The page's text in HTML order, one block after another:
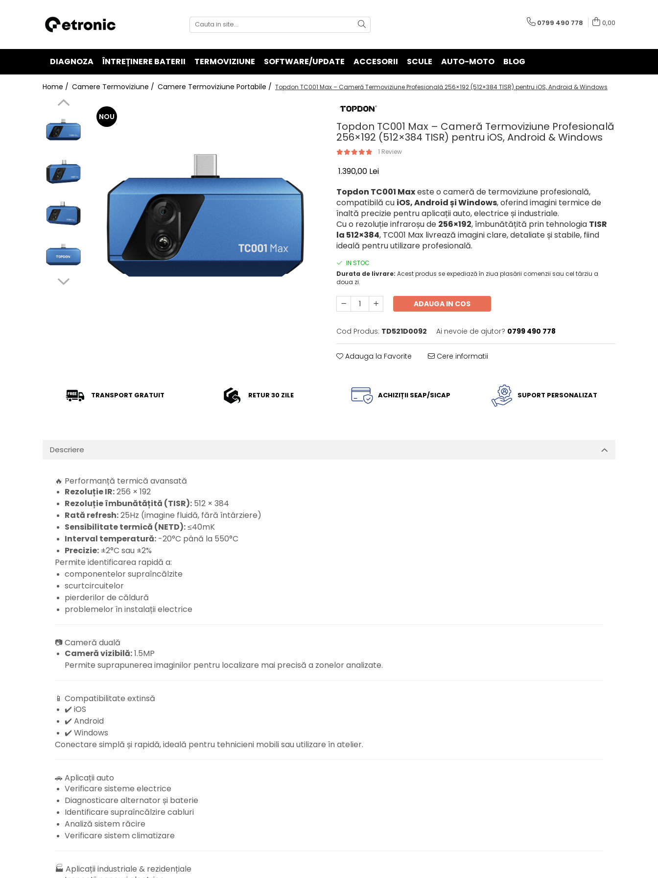
0799 490 778 0,00
DIAGNOZA ÎNTREȚINERE BATERII TERMOVIZIUNE SOFTWARE/UPDATE ACCESORII SCULE AUTO-MOTO BLOG
Home / Camere Termoviziune / Camere Termoviziune Portabile / Topdon TC001 Max – Cameră Termoviziune Profesională 256×192 (512×384 TISR) pentru iOS, Android & Windows
Topdon TC001 Max – Cameră Termoviziune Profesională
256×192 (512×384 TISR) pentru iOS, Android & Windows
1 Review
NOU
1.390,00 Lei
Topdon TC001 Maxeste o cameră de termoviziune profesională,
compatibilă cu iOS, Android și Windows, oferind imagini termice de
înaltă precizie pentru aplicații auto, electrice și industriale.
Cu o rezoluție infraroșu de 256×192, îmbunătățită prin tehnologia TISR
la 512×384, TC001 Max livrează imagini clare, detaliate și stabile, fiind
ideală pentru utilizare profesională.
IN STOC
Durata de livrare: Acest produs se expediază în ziua plasării comenzii sau cel târziu a
doua zi.
ADAUGA IN COS
Cod Produs: TD521D0092 Ai nevoie de ajutor? 0799 490 778
Adauga la Favorite Cere informatii
TRANSPORT GRATUIT RETUR 30 ZILE ACHIZIȚII SEAP/SICAP SUPORT PERSONALIZAT
Descriere
🔥 Performanță termică avansată
Rezoluție IR:256 × 192
Rezoluție îmbunătățită (TISR): 512 × 384
Rată refresh:25Hz (imagine fluidă, fără întârziere)
Sensibilitate termică (NETD):≤40mK
Interval temperatură: -20°C până la 550°C
Precizie: ±2°C sau ±2%
Permite identificarea rapidă a:
componentelor supraîncălzite
scurtcircuitelor
pierderilor de căldură
problemelor în instalații electrice
📷 Cameră duală
Cameră vizibilă:1.5MP
Permite suprapunerea imaginilor pentru localizare mai precisă a zonelor analizate.
📱 Compatibilitate extinsă
✔️ iOS
✔️ Android
✔️ Windows
Conectare simplă și rapidă, ideală pentru tehnicieni mobili sau utilizare în atelier.
🚗 Aplicații auto
Verificare sisteme electrice
Diagnosticare alternator și baterie
Identificare supraîncălzire cabluri
Analiză sistem răcire
Verificare sistem climatizare
🏭 Aplicații industriale & rezidențiale